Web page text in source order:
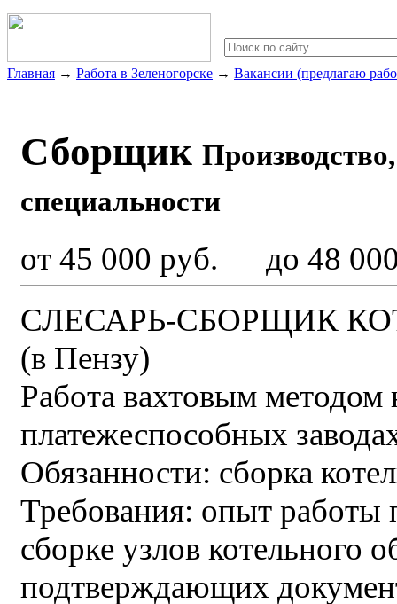
Главная → Работа в Зеленогорске → Вакансии (предлагаю
Сборщик
специальности
от 45 000 руб. до 48
СЛЕСАРЬ-СБОРЩИК
(в Пензу)
Работа вахтовым
платежеспособных
Обязанности: сборка
Требования: опыт работы
сборке узлов котельного
подтверждающих